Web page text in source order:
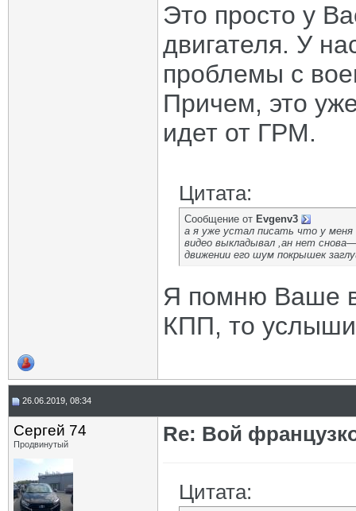
Это просто у
двигателя. У
проблемы с
Причем, это
идет от ГРМ.
Цитата:
Сообщение от Evgenv3
а я уже устал писать что у
видео выкладывал ,ан нет
движении его шум покрышек
Я помню Ваше
КПП, то
26.06.2019, 08:34
Сергей 74
Продвинутый Re: Вой
Цитата: